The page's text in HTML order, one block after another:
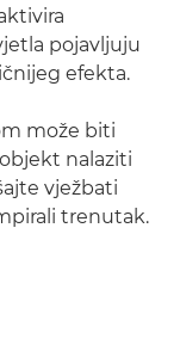
pojavljuju
efekta.
može biti
nalaziti
vježbati
trenutak.